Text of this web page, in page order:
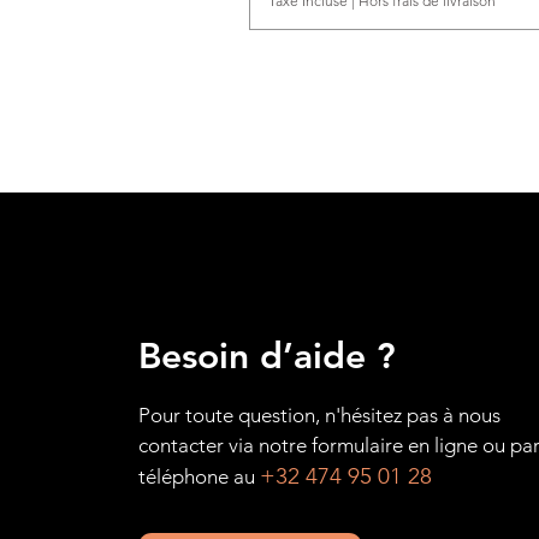
Besoin d’aide ?
Pour toute question, n'hésitez pas à nous
contacter via notre formulaire en ligne ou par
téléphone au +32 474 95 01 28